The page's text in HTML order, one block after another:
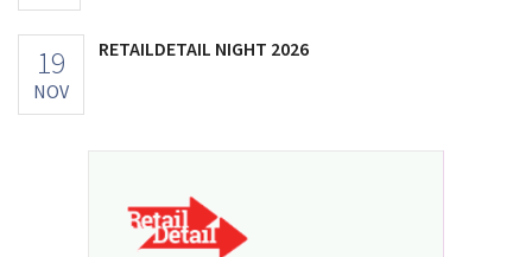
19
NOV
RETAILDETAIL NIGHT 2026